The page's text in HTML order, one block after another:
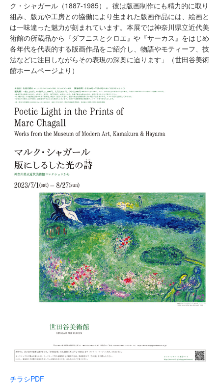
ク・シャガール（1887-1985）。彼は版画制作にも精力的に取り
組み、版元や工房との協働により生まれた版画作品には、絵画と
は一味違った魅力が刻まれています。本展では神奈川県立近代美
術館の所蔵品から『ダフニスとクロエ』や『サーカス』をはじめ
各年代を代表的する版画作品をご紹介し、物語やモティーフ、技
法などに注目しながらその表現の深奥に迫ります」（世田谷美術
館ホームページより）
チラシPDF